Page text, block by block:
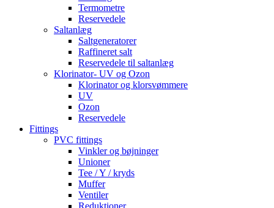
Termometre
Reservedele
Saltanlæg
Saltgeneratorer
Raffineret salt
Reservedele til saltanlæg
Klorinator- UV og Ozon
Klorinator og klorsvømmere
UV
Ozon
Reservedele
Fittings
PVC fittings
Vinkler og bøjninger
Unioner
Tee / Y / kryds
Muffer
Ventiler
Reduktioner